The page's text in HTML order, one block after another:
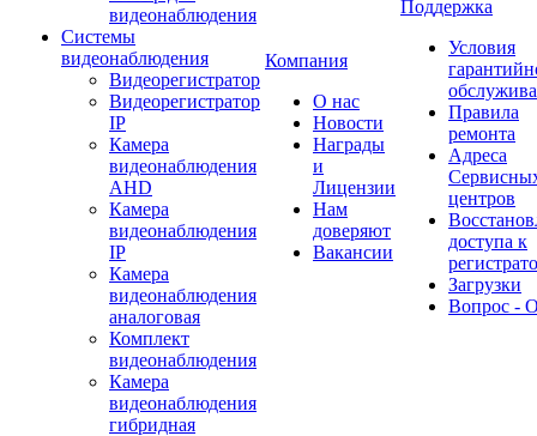
видеонаблюдения
Системы
видеонаблюдения
Видеорегистратор
Видеорегистратор
IP
Камера
видеонаблюдения
AHD
Камера
видеонаблюдения
IP
Камера
видеонаблюдения
аналоговая
Комплект
видеонаблюдения
Камера
видеонаблюдения
гибридная
Компания
О нас
Новости
Награды
и
Лицензии
Нам
доверяют
Вакансии
Поддержка
Условия
Правила
ремонта
Адреса
центров
доступа к
Загрузки
Вопрос -